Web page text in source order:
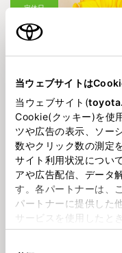
当ウェブサイトは
当ウェブサイト(
Cookie(クッキー)を使
ツや広告の表示、ソー
数やクリック数の測定
サイト利用状況につい
アや広告配信、データ
す。各パートナーは、
パートナーに提供した
サービスを使用したと
使用することがありま
定休日
2026731
８月の定休日🍉